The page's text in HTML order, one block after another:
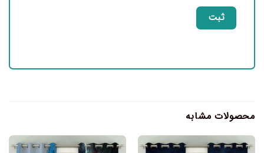
محصولات مشابه